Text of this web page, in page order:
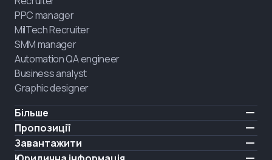
PPC manager
MilTech Recruiter
SMM manager
Automation QA engineer
Business analyst
Graphic designer
Більше
Ціни
Відгуки
Про нас
Пропозиції
IT для ветеранів
Найняти випускника
Завантажити
iOS